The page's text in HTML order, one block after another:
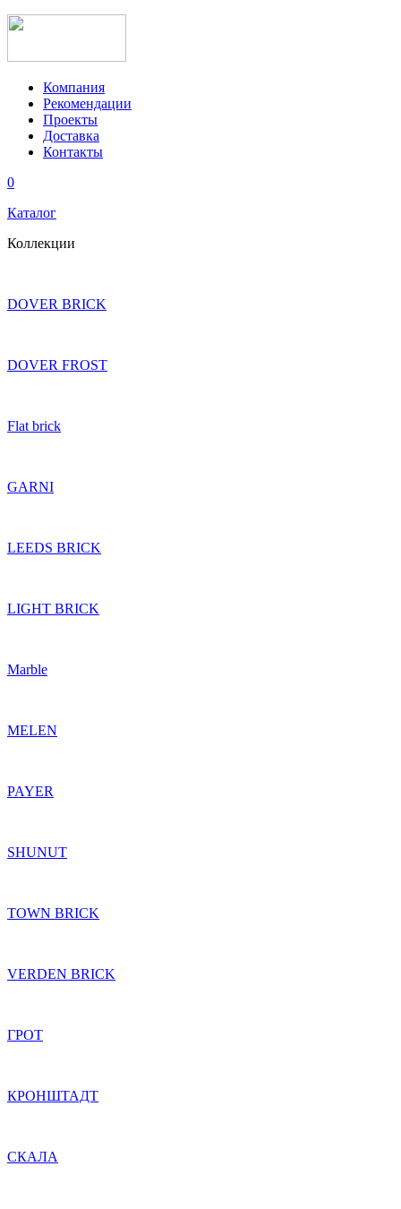
Компания
Рекомендации
Проекты
Доставка
Контакты
0
Каталог
Коллекции
DOVER BRICK
DOVER FROST
Flat brick
GARNI
LEEDS BRICK
LIGHT BRICK
Marble
MELEN
PAYER
SHUNUT
TOWN BRICK
VERDEN BRICK
ГРОТ
КРОНШТАДТ
СКАЛА